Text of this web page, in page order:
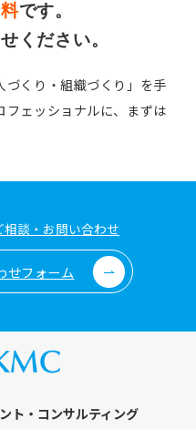
です。
ください。
づくり・組織づくり」を手
フェッショナルに、まずは
談・お問い合わせ
せフォーム
ト・コンサルティング